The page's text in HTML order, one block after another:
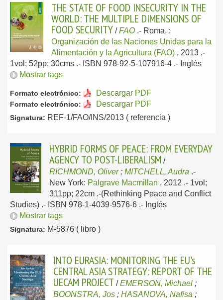
THE STATE OF FOOD INSECURITY IN THE
WORLD: THE MULTIPLE DIMENSIONS OF
FOOD SECURITY /FAO .- Roma, :
Organización de las Naciones Unidas para la
Alimentación y la Agricultura (FAO) , 2013 .-
1vol; 52pp; 30cms .- ISBN 978-92-5-107916-4 .- Inglés
Mostrar tags
Formato electrónico: Descargar PDF
Formato electrónico: Descargar PDF
Signatura: REF-1/FAO/INS/2013 ( referencia )
HYBRID FORMS OF PEACE: FROM EVERYDAY
AGENCY TO POST-LIBERALISM /
RICHMOND, Oliver; MITCHELL, Audra .-
New York: Palgrave Macmillan , 2012 .- 1vol;
311pp; 22cm .-(Rethinking Peace and Conflict
Studies) .- ISBN 978-1-4039-9576-6 .- Inglés
Mostrar tags
Signatura: M-5876 ( libro )
INTO EURASIA: MONITORING THE EU's
CENTRAL ASIA STRATEGY: REPORT OF THE
UECAM PROJECT /EMERSON, Michael ;
BOONSTRA, Jos ; HASANOVA, Nafisa ;